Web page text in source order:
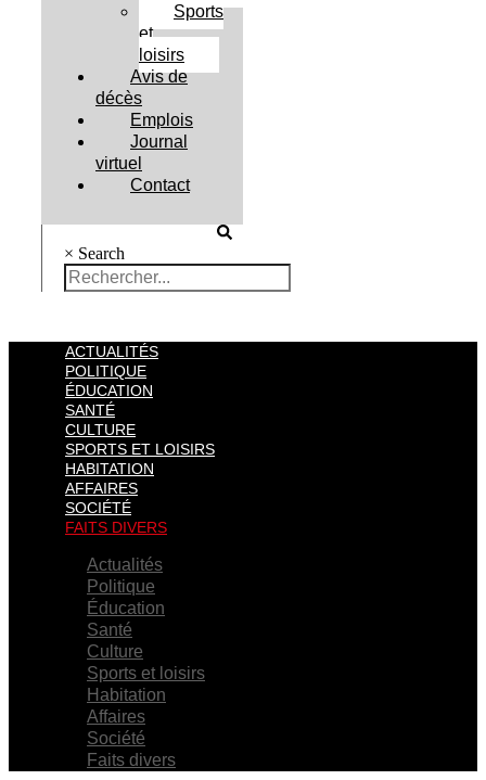
Sports
et
loisirs
Avis de
décès
Emplois
Journal
virtuel
Contact
× Search
ACTUALITÉS
POLITIQUE
ÉDUCATION
SANTÉ
CULTURE
SPORTS ET LOISIRS
HABITATION
AFFAIRES
SOCIÉTÉ
FAITS DIVERS
Actualités
Politique
Éducation
Santé
Culture
Sports et loisirs
Habitation
Affaires
Société
Faits divers